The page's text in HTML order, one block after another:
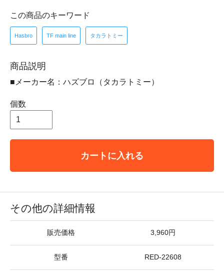
この商品のキーワード
Hasbro TF main line タカラトミー
商品説明
■メーカー名：ハズブロ（タカラトミー）
個数
カートに入れる
その他の詳細情報
販売価格 3,960円
型番 RED-22608